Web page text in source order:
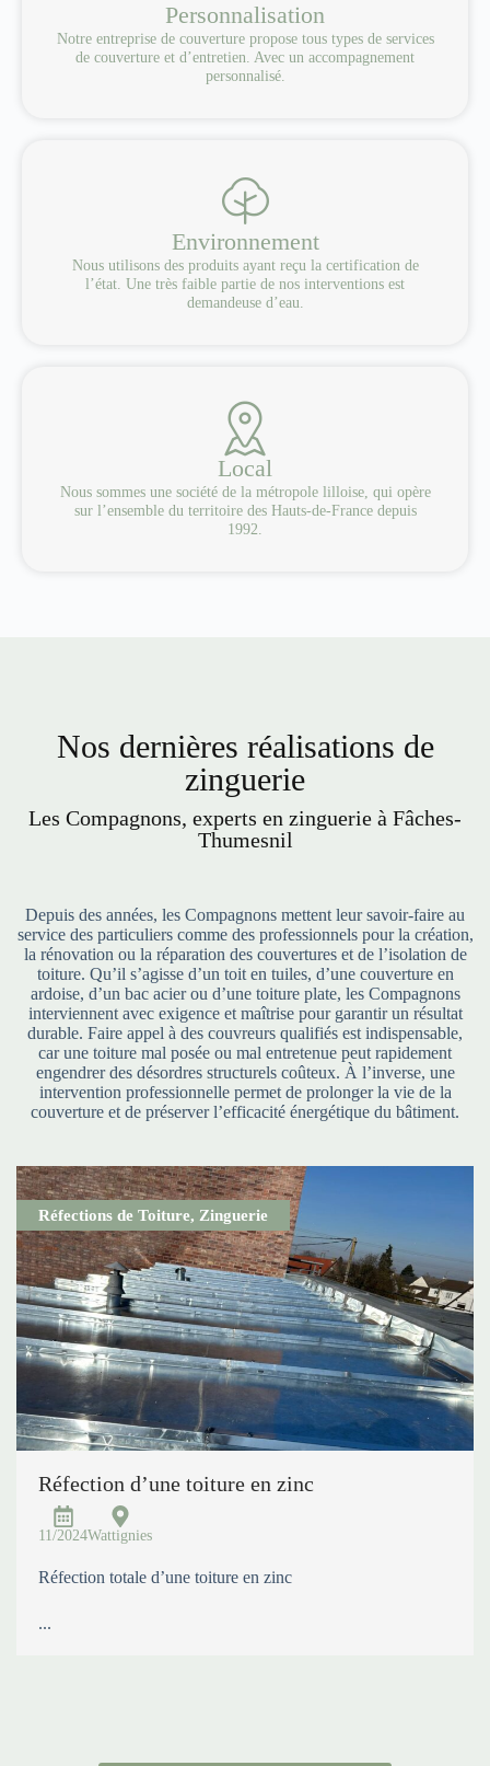
Personnalisation
Notre entreprise de couverture propose tous types de services
de couverture et d’entretien. Avec un accompagnement
personnalisé.
Environnement
Nous utilisons des produits ayant reçu la certification de
l’état. Une très faible partie de nos interventions est
demandeuse d’eau.
Local
Nous sommes une société de la métropole lilloise, qui opère
sur l’ensemble du territoire des Hauts-de-France depuis
1992.
Nos dernières réalisations de
zinguerie
Les Compagnons, experts en zinguerie à Fâches-
Thumesnil
Depuis des années, les Compagnons mettent leur savoir-faire au
service des particuliers comme des professionnels pour la création,
la rénovation ou la réparation des couvertures et de l’isolation de
toiture. Qu’il s’agisse d’un toit en tuiles, d’une couverture en
ardoise, d’un bac acier ou d’une toiture plate, les Compagnons
interviennent avec exigence et maîtrise pour garantir un résultat
durable. Faire appel à des couvreurs qualifiés est indispensable,
car une toiture mal posée ou mal entretenue peut rapidement
engendrer des désordres structurels coûteux. À l’inverse, une
intervention professionnelle permet de prolonger la vie de la
couverture et de préserver l’efficacité énergétique du bâtiment.
Réfections de Toiture, Zinguerie
Réfection d’une toiture en zinc
11/2024Wattignies
Réfection totale d’une toiture en zinc
...